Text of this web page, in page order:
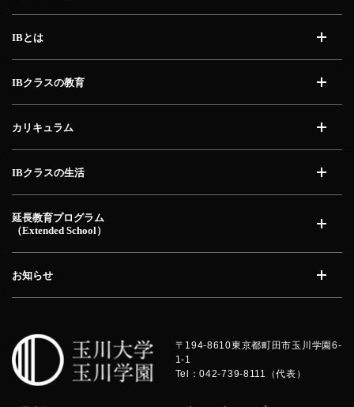
IBとは
IBクラスの教育
カリキュラム
IBクラスの生活
延長教育プログラム
（Extended School）
お知らせ
〒194-8610東京都町田市玉川学園6-
1-1
Tel：042-739-8111（代表）